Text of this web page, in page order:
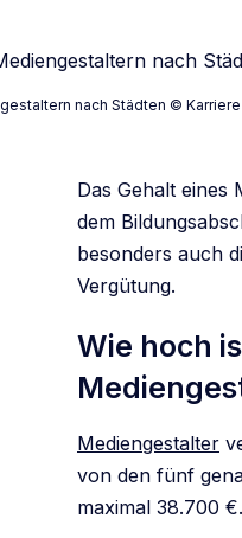
nach Städten © Karriere
Das Gehalt eines
dem
besonders auch
Vergütung.
Wie hoch
Mediengestalter
von den fünf
maximal 38.700 €.